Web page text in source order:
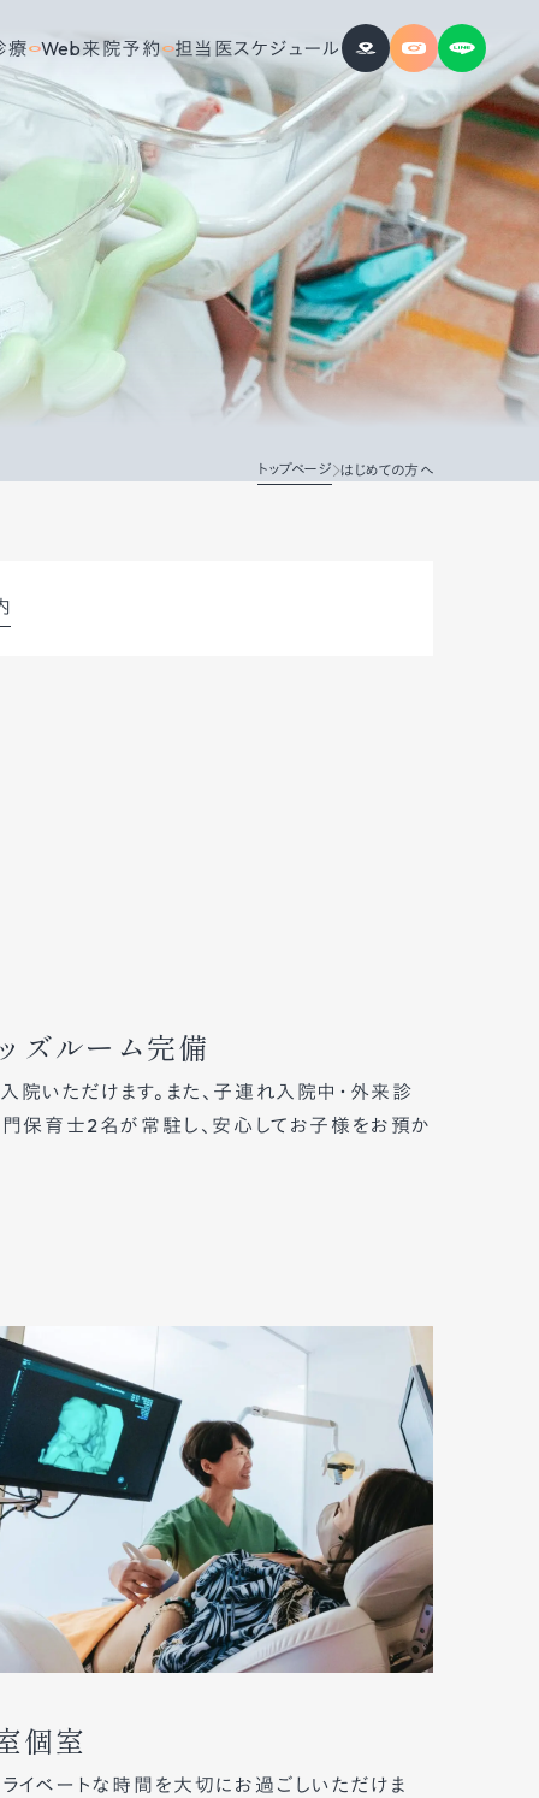
療 Web来院予約 担当医スケジュール
トップページ はじめての方へ
ズルーム完備
いただけます。また、子連れ入院中・外来診
保育士2名が常駐し、安心してお子様をお預か
個室
イベートな時間を大切にお過ごしいただけま